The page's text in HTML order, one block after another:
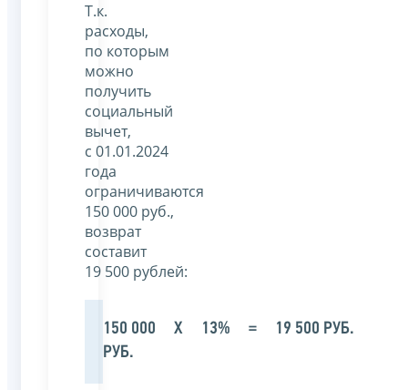
Т.к.
расходы,
по которым
можно
получить
социальный
вычет,
с 01.01.2024
года
ограничиваются
150 000 руб.,
возврат
составит
19 500 рублей:
150 000
РУБ.
Х 13% = 19 500 РУБ.